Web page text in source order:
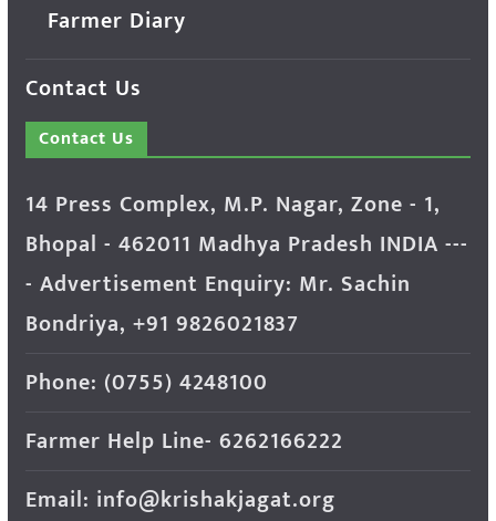
Farmer Diary
Contact Us
Contact Us
14 Press Complex, M.P. Nagar, Zone - 1,
Bhopal - 462011 Madhya Pradesh INDIA ---
- Advertisement Enquiry: Mr. Sachin
Bondriya, +91 9826021837
Phone: (0755) 4248100
Farmer Help Line- 6262166222
Email: info@krishakjagat.org